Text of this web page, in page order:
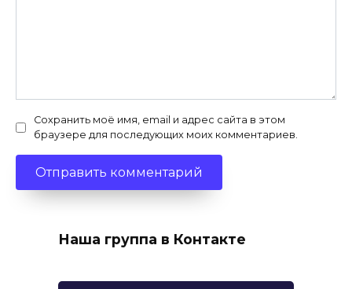
Сохранить моё имя, email и адрес сайта в этом
браузере для последующих моих комментариев.
Наша группа в Контакте